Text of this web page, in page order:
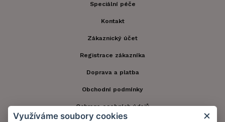
Speciální péče
Kontakt
Zákaznický účet
Registrace zákazníka
Doprava a platba
Obchodní podmínky
Ochrana osobních údajů
Využíváme soubory cookies